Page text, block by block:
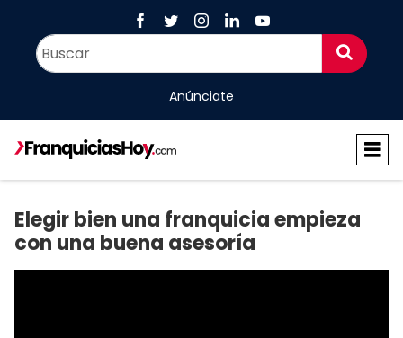
Anúnciate
Elegir bien una franquicia empieza
con una buena asesoría